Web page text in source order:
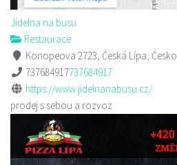
Jídelna na busu
Restaurace
Konopeova 2723, Česká Lípa, Česko
737684917737684917
https://www.jidelnanabusu.cz/
prodej s sebou a rozvoz